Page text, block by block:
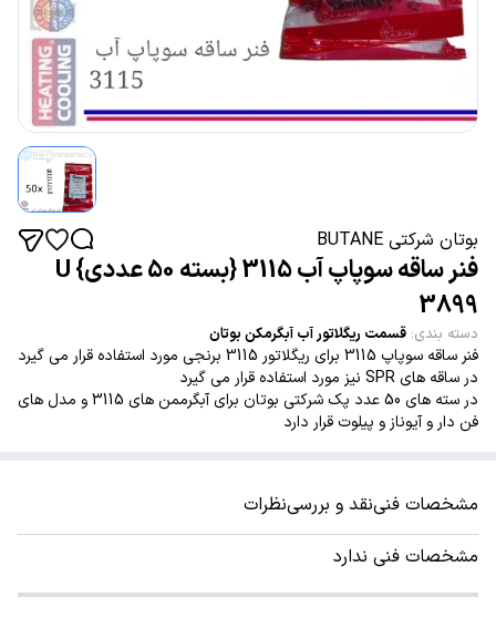
بوتان شرکتی BUTANE
فنر ساقه سوپاپ آب 3115 {بسته 50 عددی} U
3899
دسته بندی: قسمت ریگلاتور آب آبگرمکن بوتان
فنر ساقه سوپاپ 3115 برای ریگلاتور 3115 برنجی مورد استفاده قرار می گیرد
در ساقه های SPR نیز مورد استفاده قرار می گیرد
در سته های 50 عدد پک شرکتی بوتان برای آبگرممن های 3115 و مدل های
فن دار و آیوناز و پیلوت قرار دارد
مشخصات فنینقد و بررسینظرات
مشخصات فنی ندارد